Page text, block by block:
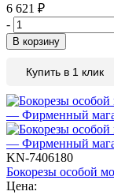
6 621 ₽
-
В корзину
Купить в 1 клик
KN-7406180
Бокорезы особой
Цена: